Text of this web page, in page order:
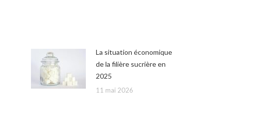
La situation économique
de la filière sucrière en
2025
11 mai 2026